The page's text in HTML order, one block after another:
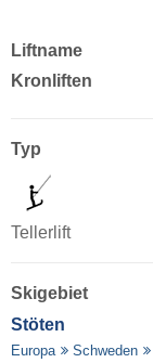
Liftname
Kronliften
Typ
Tellerlift
Skigebiet
Stöten
Europa Schweden